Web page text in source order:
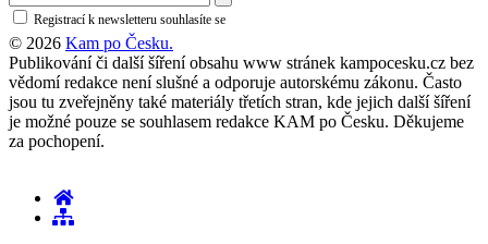
Registrací k newsletteru souhlasíte se
© 2026 Kam po Česku.
Publikování či další šíření obsahu www stránek kampocesku.cz bez
vědomí redakce není slušné a odporuje autorskému zákonu. Často
jsou tu zveřejněny také materiály třetích stran, kde jejich další šíření
je možné pouze se souhlasem redakce KAM po Česku. Děkujeme
za pochopení.